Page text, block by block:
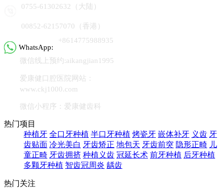
0755-61302632（大陆）
00852-62157070（香港）
WhatsApp:
+8614775988935
微信线上预约:aikangjian1995
爱康健口腔医院网站：
www.ckj1000.com
微信小程序：爱康健齿科
热门项目
种植牙 全口牙种植 半口牙种植 烤瓷牙 嵌体补牙 义齿 牙
齿贴面 冷光美白 牙齿矫正 地包天 牙齿前突 隐形正畸 儿
童正畸 牙齿拥挤 种植义齿 冠延长术 前牙种植 后牙种植
多颗牙种植 智齿冠周炎 龋齿
热门关注